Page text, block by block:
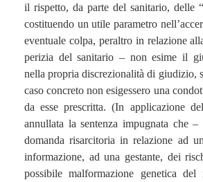
il rispetto, da parte del sanitario, delle
costituendo un utile parametro
eventuale colpa, peraltro in relazione
perizia del sanitario – non esime il
nella propria discrezionalità di giudizio,
caso concreto non esigessero una
da esse prescritta. (In applicazione
annullata la sentenza impugnata che –
domanda risarcitoria in relazione ad
informazione, ad una gestante, dei
possibile malformazione genetica del